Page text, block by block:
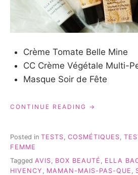
Crème Tomate Belle Mine
CC Crème Végétale Multi-
Masque Soir de Fête
CONTINUE READING « LA
« SPÉCIALE
BACHÉ »
Posted in TESTS, COSMÉTIQUES,
FEMME
Tagged AVIS BOX BEAUTÉ ELLA
HIVENCY
MAMAN-MAIS-PAS-QUE